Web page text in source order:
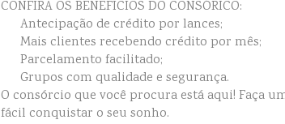
CONFIRA OS BENEFÍCIOS DO CONSÓRICO:
Antecipação de crédito por lances;
Mais clientes recebendo crédito por mês;
Parcelamento facilitado;
Grupos com qualidade e segurança.
O consórcio que você procura está aqui! Faça
fácil conquistar o seu sonho.